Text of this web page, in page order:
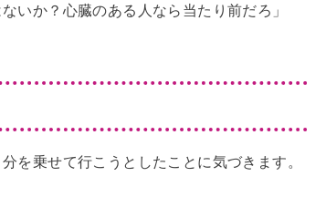
いか？心臓のある人なら当たり前だろ」
を乗せて行こうとしたことに気づきます。